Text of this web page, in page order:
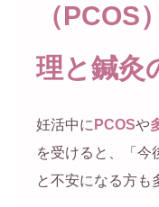
（PCOS
理と鍼灸
妊活中に PCOSや
を受けると、「今
と不安になる方も